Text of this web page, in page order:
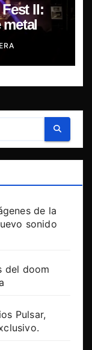
II:
de la
sonido
del doom
Pulsar,